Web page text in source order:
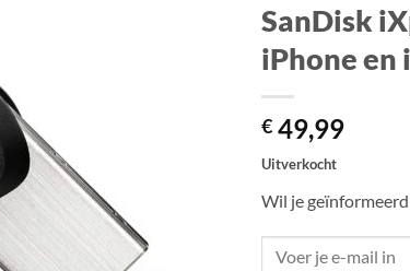
SanDisk
iPhone en
€ 49,99
Uitverkocht
Wil je